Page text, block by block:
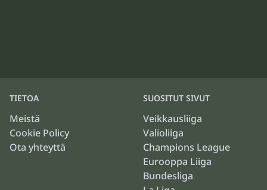
TIETOA
Meistä
Cookie Policy
Ota yhteyttä
SUOSITUT SIVUT
Veikkausliiga
Valioliiga
Champions League
Eurooppa Liiga
Bundesliga